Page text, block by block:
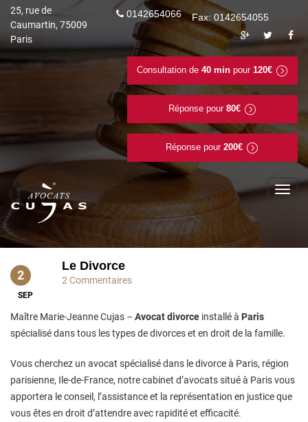
25, rue de
Caumartin, 75009
Paris
0142654066 Fax: 0142654055
Consultation de 40 minpour 120€
Réponse pour 80€
Réponse pour 200€
2
SEP
Le Divorce
2 Commentaires
Maître Marie-Jeanne Cujas – Avocat divorce installé à Paris
spécialisé dans tous les types de divorces et en droit de la famille.
Vous cherchez un avocat spécialisé dans le divorce à Paris, région
parisienne, Ile-de-France, notre cabinet d’avocats situé à Paris vous
apportera le conseil, l’assistance et la représentation en justice que
vous êtes en droit d’attendre avec rapidité et efficacité.